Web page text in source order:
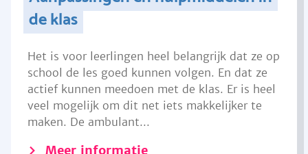
de klas
Het is voor leerlingen heel belangrijk dat ze op
school de les goed kunnen volgen. En dat ze
actief kunnen meedoen met de klas. Er is heel
veel mogelijk om dit net iets makkelijker te
maken. De ambulant...
Meer informatie